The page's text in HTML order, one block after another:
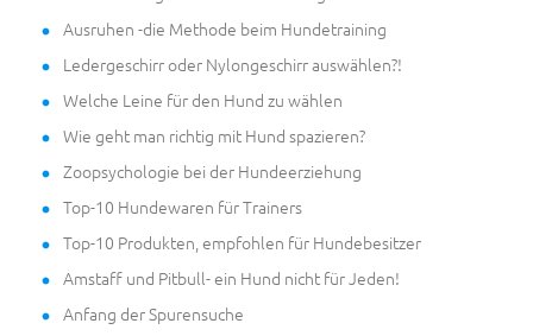
Ausruhen -die Methode beim Hundetraining
Ledergeschirr oder Nylongeschirr auswählen?!
Welche Leine für den Hund zu wählen
Wie geht man richtig mit Hund spazieren?
Zoopsychologie bei der Hundeerziehung
Top-10 Hundewaren für Trainers
Top-10 Produkten, empfohlen für Hundebesitzer
Amstaff und Pitbull- ein Hund nicht für Jeden!
Anfang der Spurensuche